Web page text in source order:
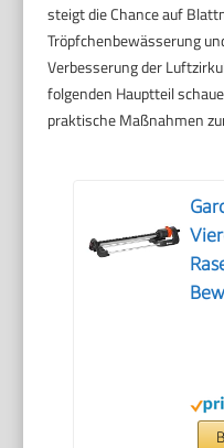
steigt die Chance auf
Tröpfchenbewässerung
Verbesserung der
folgenden Hauptteil
praktische Maßnahmen
16